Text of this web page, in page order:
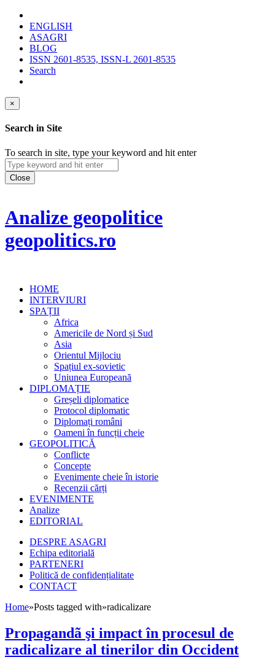
ENGLISH
ASAGRI
BLOG
ISSN 2601-8535, ISSN-L 2601-8535
Search
×
Search in Site
To search in site, type your keyword and hit enter
Close
Analize geopolitice
geopolitics.ro
HOME
INTERVIURI
SPAȚII
Africa
Americile de Nord și Sud
Asia
Orientul Mijlociu
Spațiul ex-sovietic
Uniunea Europeană
DIPLOMAȚIE
Greșeli diplomatice
Protocol diplomatic
Diplomați români
Oameni în funcții cheie
GEOPOLITICĂ
Conflicte
Concepte
Evenimente cheie în istorie
Recenzii cărți
EVENIMENTE
Analize
EDITORIAL
DESPRE ASAGRI
Echipa editorială
PARTENERI
Politică de confidențialitate
CONTACT
Home»Posts tagged with»radicalizare
Propagandã şi impact în procesul de
radicalizare al tinerilor din Occident